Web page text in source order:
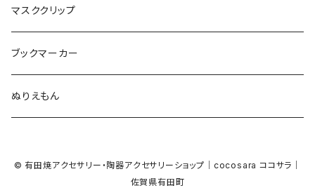
アルファベット
ハロウィン
カメラ
リボン
Bubble
カメラ
ハート
モザイク
パン
イルカ
カエル
ラッコ
ピアノ
バルーン
マーメイド
メガネ
バルーン
マーブル
カモフラージュ
カメオ
2トーン
ハート
マスククリップ
ブックマーカー
ぬりえもん
© 有田焼アクセサリー・陶器アクセサリーショップ｜cocosara ココサラ｜
佐賀県有田町